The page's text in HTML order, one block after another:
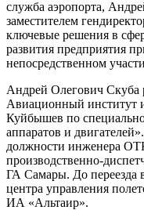
служба аэропорта,
заместителем
ключевые решения в
развития предприятия
непосредственном
Андрей Олегович Скуба
Авиационный институт
Куйбышев по
аппаратов и
должности инженера
производственно-
ГА Самары. До переезда
центра управления
ИА «Альтаир».